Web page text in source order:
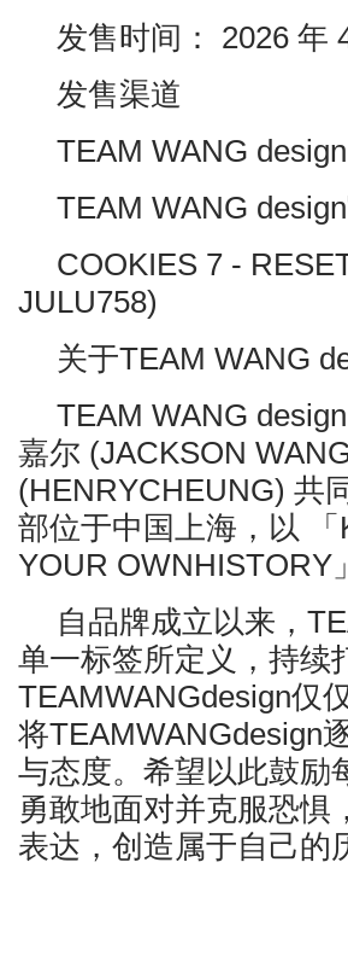
发售时间： 2026 年
发售渠道
TEAM WANG
TEAM WANG
COOKIES 7 -
JULU758)
关于TEAM WANG
TEAM WANG
嘉尔 (JACKSON
(HENRYCHEUNG) 共
部位于中国上海，以
YOUR OWNHISTORY
自品牌成立以来，
单一标签所定义，持续
TEAMWANGdesign仅
将TEAMWANGdesign
与态度。希望以此鼓励
勇敢地面对并克服恐惧
表达，创造属于自己的